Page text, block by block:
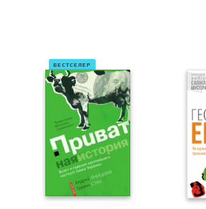
БЕСТСЕЛЕР